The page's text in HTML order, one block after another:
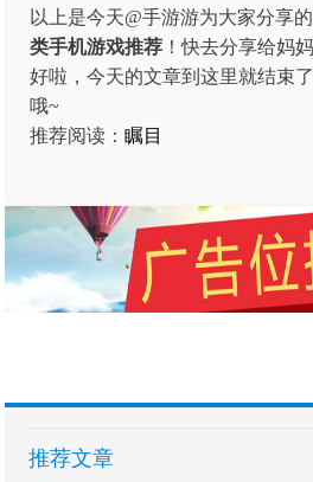
以上是今天@手游游为大家分享的
类手机游戏推荐 ！快去分享给妈
好啦，今天的文章到这里就结束
哦~
推荐阅读：瞩目
推荐文章